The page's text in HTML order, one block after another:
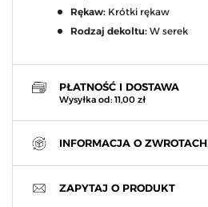
Rękaw: Krótki rękaw
Rodzaj dekoltu: W serek
PŁATNOŚĆ I DOSTAWA
Wysyłka od: 11,00 zł
INFORMACJA O ZWROTACH
ZAPYTAJ O PRODUKT